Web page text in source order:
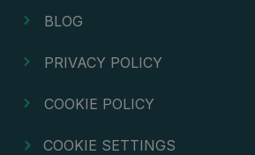
BLOG
PRIVACY POLICY
COOKIE POLICY
COOKIE SETTINGS